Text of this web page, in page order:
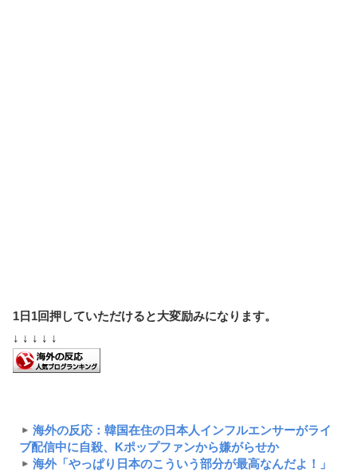
1日1回押していただけると大変励みになります。
↓ ↓ ↓ ↓ ↓
海外の反応：韓国在住の日本人インフルエンサーがライ
ブ配信中に自殺、Kポップファンから嫌がらせか
海外「やっぱり日本のこういう部分が最高なんだよ！」